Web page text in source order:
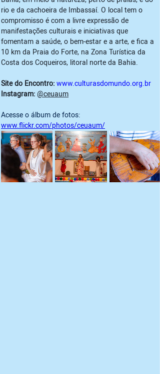
rio e da cachoeira de Imbassaí. O local tem o
compromisso é com a livre expressão de
manifestações culturais e iniciativas que
fomentam a saúde, o bem-estar e a arte, e fica a
10 km da Praia do Forte, na Zona Turística da
Costa dos Coqueiros, litoral norte da Bahia.
Site do Encontro: www.culturasdomundo.org.br
Instagram: @ceuaum
Acesse o álbum de fotos:
www.flickr.com/photos/ceuaum/